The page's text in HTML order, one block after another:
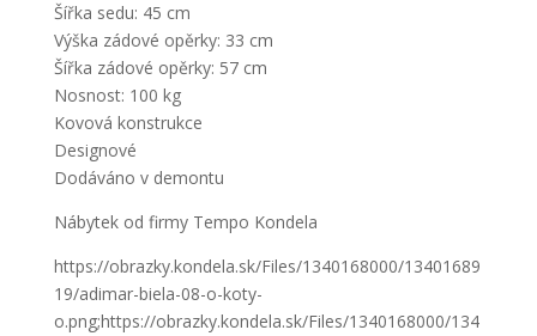
Šířka sedu: 45 cm
Výška zádové opěrky: 33 cm
Šířka zádové opěrky: 57 cm
Nosnost: 100 kg
Kovová konstrukce
Designové
Dodáváno v demontu
Nábytek od firmy Tempo Kondela
https://obrazky.kondela.sk/Files/1340168000/13401689
19/adimar-biela-08-o-koty-
o.png;https://obrazky.kondela.sk/Files/1340168000/134